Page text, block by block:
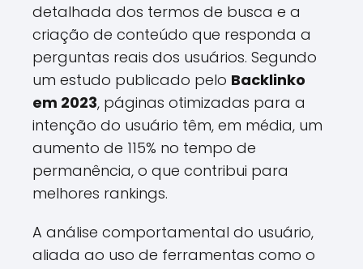
detalhada dos termos de busca e a
criação de conteúdo que responda a
perguntas reais dos usuários. Segundo
um estudo publicado pelo Backlinko
em 2023, páginas otimizadas para a
intenção do usuário têm, em média, um
aumento de 115% no tempo de
permanência, o que contribui para
melhores rankings.
A análise comportamental do usuário,
aliada ao uso de ferramentas como o